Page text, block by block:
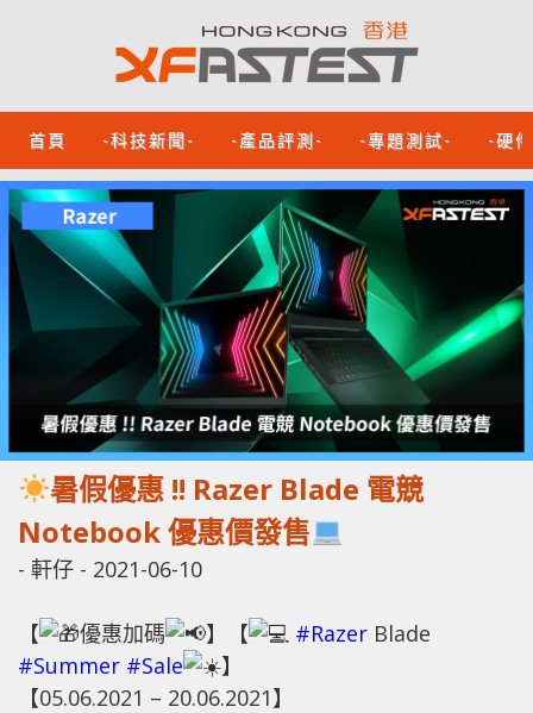
首頁 -科技新聞- -產品評測- -專題測試- -硬
暑假優惠 !! Razer Blade 電競
Notebook 優惠價發售
- 軒仔 - 2021-06-10
【 優惠加碼 】【 #Razer Blade
#Summer #Sale
】
【05.06.2021 – 20.06.2021】